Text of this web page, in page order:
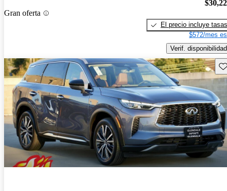
Gran oferta
El precio incluye tasas
$572/mes
Verif. disponibilidad